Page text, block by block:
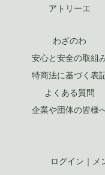
アトリーエ
わざのわ
安心と安全の取組
特商法に基づく表
よくある質問
企業や団体の皆様
ログイン ｜ メ